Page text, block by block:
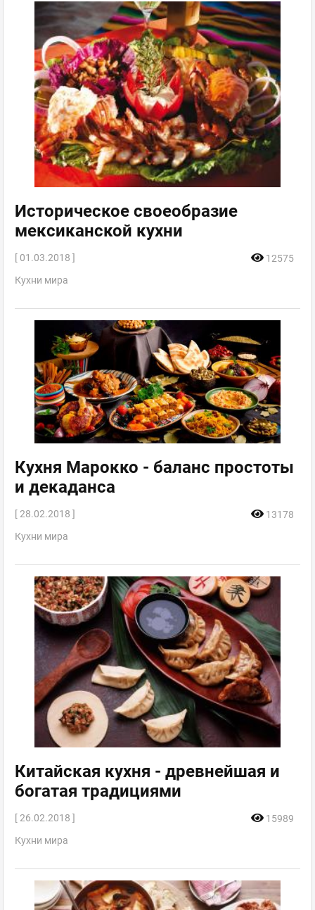
Историческое своеобразие
мексиканской кухни
[ 01.03.2018 ]
12575
Кухни мира
Кухня Марокко - баланс простоты
и декаданса
[ 28.02.2018 ]
13178
Кухни мира
Китайская кухня - древнейшая и
богатая традициями
[ 26.02.2018 ]
15989
Кухни мира